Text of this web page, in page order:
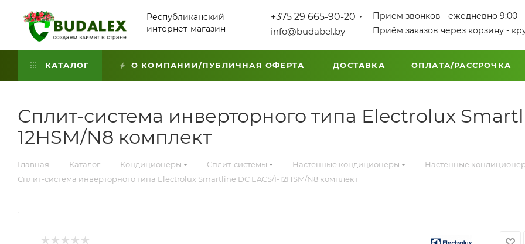
Республиканский
интернет-магазин
+375 29 665-90-20
info@budabel.by
Прием звонков - ежедневно 9:00 -
Приём заказов через корзину -
КАТАЛОГ О КОМПАНИИ/ПУБЛИЧНАЯ ОФЕРТА ДОСТАВКА ОПЛАТА/РАССРОЧКА
Сплит-система инверторного типа Electrolux
12HSM/N8 комплект
Главная — Каталог — Кондиционеры — Сплит-системы — Настенные кондиционеры —
Настенные
Сплит-система инверторного типа Electrolux Smartline DC EACS/I-12HSM/N8 комплект